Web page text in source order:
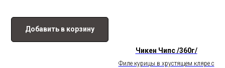
Добавить в корзину
Чикен Чипс /360г/
Филе курицы в хрустящем кляре с